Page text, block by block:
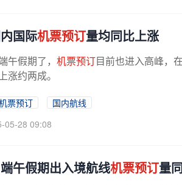
国际机票预订量均同比上涨
午假期了， 机票预订目前也进入高峰，
涨约两成。
票预订
国内航线
05-28 09:08
午假期出入境航线机票预订量